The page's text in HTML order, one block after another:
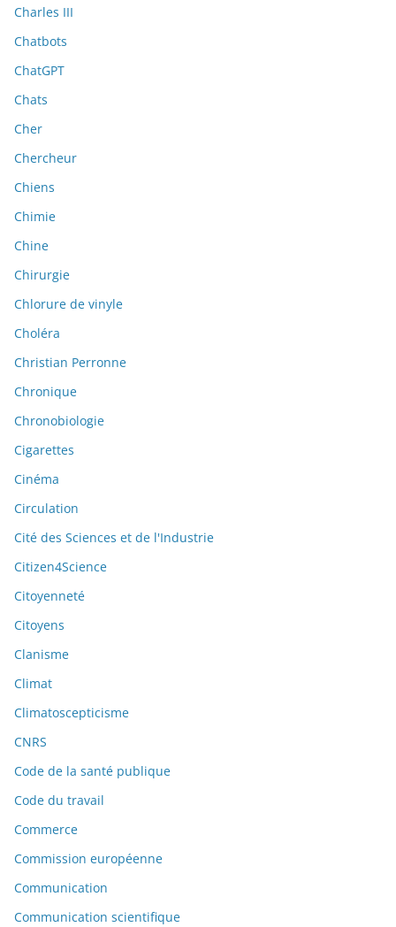
Charles III
Chatbots
ChatGPT
Chats
Cher
Chercheur
Chiens
Chimie
Chine
Chirurgie
Chlorure de vinyle
Choléra
Christian Perronne
Chronique
Chronobiologie
Cigarettes
Cinéma
Circulation
Cité des Sciences et de l'Industrie
Citizen4Science
Citoyenneté
Citoyens
Clanisme
Climat
Climatoscepticisme
CNRS
Code de la santé publique
Code du travail
Commerce
Commission européenne
Communication
Communication scientifique